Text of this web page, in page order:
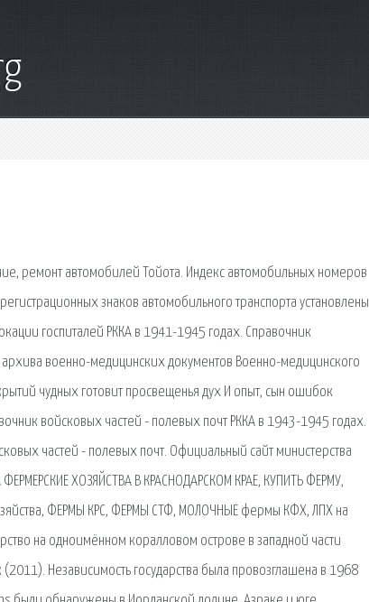
ремонт автомобилей Тойота. Индекс автомобильных номеров
знаков автомобильного транспорта установлены
госпиталей РККА в 1941-1945 годах. Справочник
архива военно-медицинских документов Военно-медицинского
чудных готовит просвещенья дух И опыт, сын ошибок
войсковых частей - полевых почт РККА в 1943-1945 годах.
частей - полевых почт. Официальный сайт министерства
ХОЗЯЙСТВА В КРАСНОДАРСКОМ КРАЕ, КУПИТЬ ФЕРМУ,
ФЕРМЫ КРС, ФЕРМЫ СТФ, МОЛОЧНЫЕ фермы КФХ, ЛПХ на
на одноимённом коралловом острове в западной части
Независимость государства была провозглашена в 1968